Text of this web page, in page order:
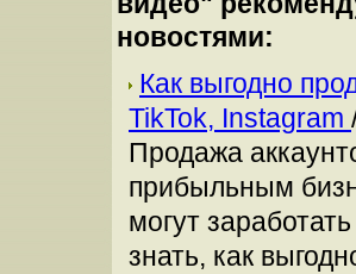
новостями:
Как выгодно
TikTok, Instagram
Продажа
прибыльным
могут
знать, как